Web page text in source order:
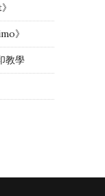
》
教學